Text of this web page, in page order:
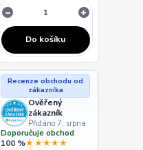
Do košíku
Recenze obchodu od
zákazníka
Ověřený
zákazník
Přidáno 7. srpna
Doporučuje obchod
100 %★★★★★